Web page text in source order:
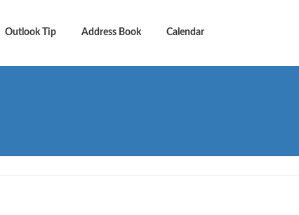
Outlook Tip Address Book Calendar